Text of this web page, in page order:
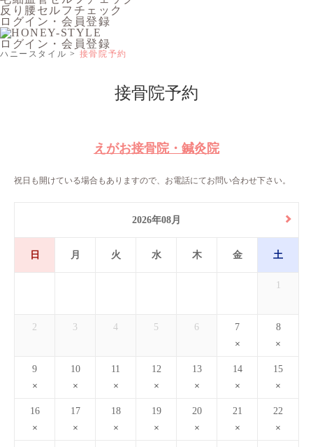
反り腰セルフチェック
ログイン・会員登録
ログイン・会員登録
ハニースタイル 接骨院予約
接骨院予約
えがお接骨院・鍼灸院
祝日も開けている場合もありますので、お電話にてお問い合わせ下さい。
2026年08月
日 月 火 水 木 金 土
1
2 3 4 5 6 7 8
9 10 11 12 13 14 15
16 17 18 19 20 21 22